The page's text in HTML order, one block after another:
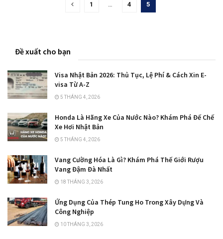
1 … 4 5
Đề xuất cho bạn
Visa Nhật Bản 2026: Thủ Tục, Lệ Phí & Cách Xin E-
visa Từ A-Z
5 THÁNG 4, 2026
Honda Là Hãng Xe Của Nước Nào? Khám Phá Đế Chế
Xe Hơi Nhật Bản
5 THÁNG 4, 2026
Vang Cường Hóa Là Gì? Khám Phá Thế Giới Rượu
Vang Đậm Đà Nhất
18 THÁNG 3, 2026
Ứng Dụng Của Thép Tung Ho Trong Xây Dựng Và
Công Nghiệp
10 THÁNG 3, 2026